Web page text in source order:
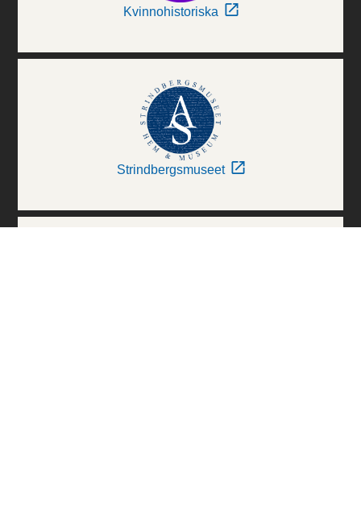
Kvinnohistoriska
Strindbergsmuseet